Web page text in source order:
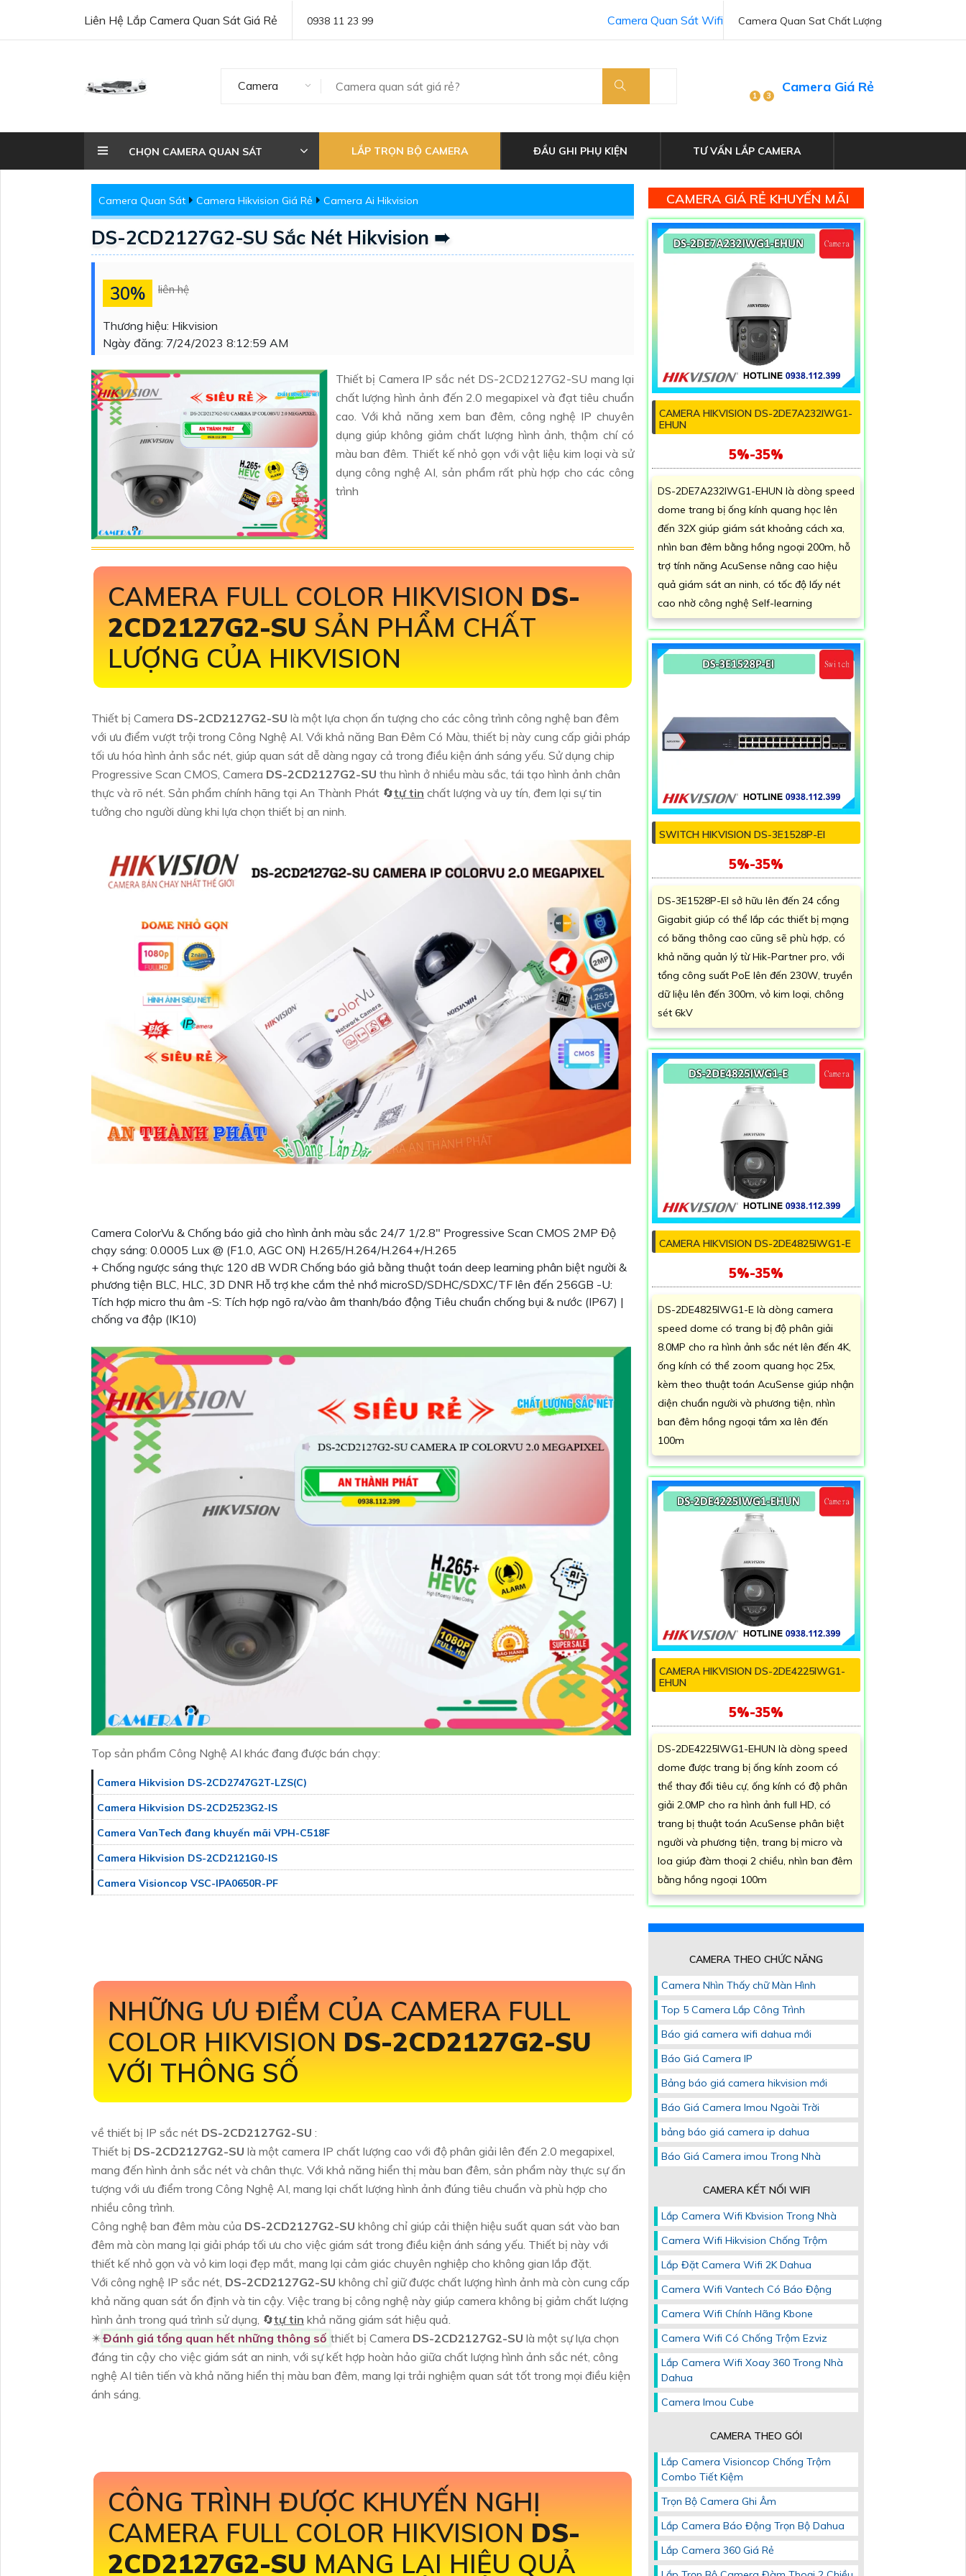
Liên Hệ Lắp Camera Quan Sát Giá Rẻ 0938 11 23 99 Camera Quan Sat Chất Lượng
Camera Quan Sát Wifi
Camera
1 3
Camera Giá Rẻ
CHỌN CAMERA QUAN SÁT LẮP TRỌN BỘ CAMERA ĐẦU GHI PHỤ KIỆN TƯ VẤN LẮP CAMERA
Camera Quan Sát Camera Hikvision Giá Rẻ Camera Ai Hikvision
DS-2CD2127G2-SU Sắc Nét Hikvision ➠
30% liên hệ
Thương hiệu: Hikvision
Ngày đăng: 7/24/2023 8:12:59 AM
Thiết bị Camera IP sắc nét DS-2CD2127G2-SU mang lại
chất lượng hình ảnh đến 2.0 megapixel và đạt tiêu chuẩn
cao. Với khả năng xem ban đêm, công nghệ IP chuyên
dụng giúp không giảm chất lượng hình ảnh, thậm chí có
màu ban đêm. Thiết kế nhỏ gọn với vật liệu kim loại và sử
dụng công nghệ AI, sản phẩm rất phù hợp cho các công
trình
CAMERA FULL COLOR HIKVISION DS-
2CD2127G2-SU SẢN PHẨM CHẤT
LƯỢNG CỦA HIKVISION
Thiết bị Camera DS-2CD2127G2-SU là một lựa chọn ấn tượng cho các công trình công nghệ ban đêm
với ưu điểm vượt trội trong Công Nghệ AI. Với khả năng Ban Đêm Có Màu, thiết bị này cung cấp giải pháp
tối ưu hóa hình ảnh sắc nét, giúp quan sát dễ dàng ngay cả trong điều kiện ánh sáng yếu. Sử dụng chip
Progressive Scan CMOS, Camera DS-2CD2127G2-SU thu hình ở nhiều màu sắc, tái tạo hình ảnh chân
thực và rõ nét. Sản phẩm chính hãng tại An Thành Phát 🔄tự tin chất lượng và uy tín, đem lại sự tin
tưởng cho người dùng khi lựa chọn thiết bị an ninh.
Camera ColorVu & Chống báo giả cho hình ảnh màu sắc 24/7 1/2.8″ Progressive Scan CMOS 2MP Độ
chạy sáng: 0.0005 Lux @ (F1.0, AGC ON) H.265/H.264/H.264+/H.265
+ Chống ngược sáng thực 120 dB WDR Chống báo giả bằng thuật toán deep learning phân biệt người &
phương tiện BLC, HLC, 3D DNR Hỗ trợ khe cắm thẻ nhớ microSD/SDHC/SDXC/TF lên đến 256GB -U:
Tích hợp micro thu âm -S: Tích hợp ngõ ra/vào âm thanh/báo động Tiêu chuẩn chống bụi & nước (IP67) |
chống va đập (IK10)
Top sản phẩm Công Nghệ AI khác đang được bán chạy:
Camera Hikvision DS-2CD2747G2T-LZS(C)
Camera Hikvision DS-2CD2523G2-IS
Camera VanTech đang khuyến mãi VPH-C518F
Camera Hikvision DS-2CD2121G0-IS
Camera Visioncop VSC-IPA0650R-PF
NHỮNG ƯU ĐIỂM CỦA CAMERA FULL
COLOR HIKVISION DS-2CD2127G2-SU
VỚI THÔNG SỐ
về thiết bị IP sắc nét DS-2CD2127G2-SU :
Thiết bị DS-2CD2127G2-SU là một camera IP chất lượng cao với độ phân giải lên đến 2.0 megapixel,
mang đến hình ảnh sắc nét và chân thực. Với khả năng hiển thị màu ban đêm, sản phẩm này thực sự ấn
tượng với ưu điểm trong Công Nghệ AI, mang lại chất lượng hình ảnh đúng tiêu chuẩn và phù hợp cho
nhiều công trình.
Công nghệ ban đêm màu của DS-2CD2127G2-SU không chỉ giúp cải thiện hiệu suất quan sát vào ban
đêm mà còn mang lại giải pháp tối ưu cho việc giám sát trong điều kiện ánh sáng yếu. Thiết bị này với
thiết kế nhỏ gọn và vỏ kim loại đẹp mắt, mang lại cảm giác chuyên nghiệp cho không gian lắp đặt.
Với công nghệ IP sắc nét, DS-2CD2127G2-SU không chỉ giữ được chất lượng hình ảnh mà còn cung cấp
khả năng quan sát ổn định và tin cậy. Việc trang bị công nghệ này giúp camera không bị giảm chất lượng
hình ảnh trong quá trình sử dụng, 🔄tự tin khả năng giám sát hiệu quả.
✴️Đánh giá tổng quan hết những thông số thiết bị Camera DS-2CD2127G2-SU là một sự lựa chọn
đáng tin cậy cho việc giám sát an ninh, với sự kết hợp hoàn hảo giữa chất lượng hình ảnh sắc nét, công
nghệ AI tiên tiến và khả năng hiển thị màu ban đêm, mang lại trải nghiệm quan sát tốt trong mọi điều kiện
ánh sáng.
CÔNG TRÌNH ĐƯỢC KHUYẾN NGHỊ
CAMERA FULL COLOR HIKVISION DS-
2CD2127G2-SU MANG LẠI HIỆU QUẢ
CAMERA GIÁ RẺ KHUYẾN MÃI
CAMERA HIKVISION DS-2DE7A232IWG1-
EHUN
5%-35%
DS-2DE7A232IWG1-EHUN là dòng speed
dome trang bị ống kính quang học lên
đến 32X giúp giám sát khoảng cách xa,
nhìn ban đêm bằng hồng ngoại 200m, hỗ
trợ tính năng AcuSense nâng cao hiệu
quả giám sát an ninh, có tốc độ lấy nét
cao nhờ công nghệ Self-learning
SWITCH HIKVISION DS-3E1528P-EI
5%-35%
DS-3E1528P-EI sở hữu lên đến 24 cổng
Gigabit giúp có thể lắp các thiết bị mạng
có băng thông cao cũng sẽ phù hợp, có
khả năng quản lý từ Hik-Partner pro, với
tổng công suất PoE lên đến 230W, truyền
dữ liệu lên đến 300m, vỏ kim loại, chông
sét 6kV
CAMERA HIKVISION DS-2DE4825IWG1-E
5%-35%
DS-2DE4825IWG1-E là dòng camera
speed dome có trang bị độ phân giải
8.0MP cho ra hình ảnh sắc nét lên đến 4K,
ống kính có thể zoom quang học 25x,
kèm theo thuật toán AcuSense giúp nhận
diện chuẩn người và phương tiện, nhìn
ban đêm hồng ngoại tầm xa lên đến
100m
CAMERA HIKVISION DS-2DE4225IWG1-
EHUN
5%-35%
DS-2DE4225IWG1-EHUN là dòng speed
dome được trang bị ống kính zoom có
thể thay đổi tiêu cự, ống kính có độ phân
giải 2.0MP cho ra hình ảnh full HD, có
trang bị thuật toán AcuSense phân biệt
người và phương tiện, trang bị micro và
loa giúp đàm thoại 2 chiều, nhìn ban đêm
bằng hồng ngoại 100m
CAMERA THEO CHỨC NĂNG
Camera Nhìn Thấy chữ Màn Hình
Top 5 Camera Lắp Công Trình
Báo giá camera wifi dahua mới
Báo Giá Camera IP
Bảng báo giá camera hikvision mới
Báo Giá Camera Imou Ngoài Trời
bảng báo giá camera ip dahua
Báo Giá Camera imou Trong Nhà
CAMERA KẾT NỐI WIFI
Lắp Camera Wifi Kbvision Trong Nhà
Camera Wifi Hikvision Chống Trộm
Lắp Đặt Camera Wifi 2K Dahua
Camera Wifi Vantech Có Báo Động
Camera Wifi Chính Hãng Kbone
Camera Wifi Có Chống Trộm Ezviz
Lắp Camera Wifi Xoay 360 Trong Nhà
Dahua
Camera Imou Cube
CAMERA THEO GÓI
Lắp Camera Visioncop Chống Trộm
Combo Tiết Kiệm
Trọn Bộ Camera Ghi Âm
Lắp Camera Báo Động Trọn Bộ Dahua
Lắp Camera 360 Giá Rẻ